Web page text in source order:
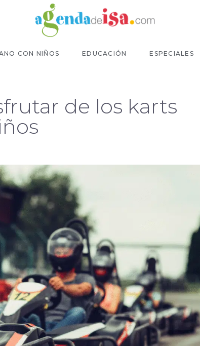
CON NIÑOS EDUCACIÓN ESPECIALES
de los karts